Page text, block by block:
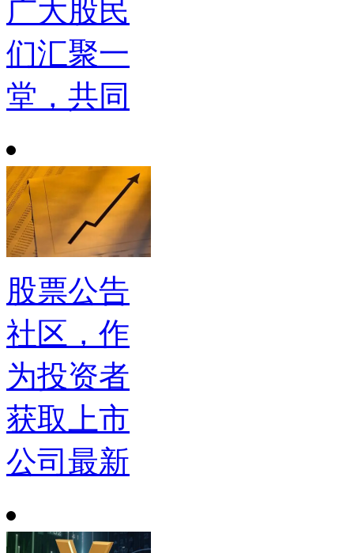
广大股民
们汇聚一
堂，共同
股票公告
社区，作
为投资者
获取上市
公司最新